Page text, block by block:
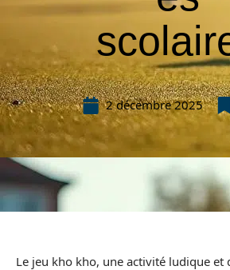
2 décembre 2025
Le jeu kho kho, une activité ludique et